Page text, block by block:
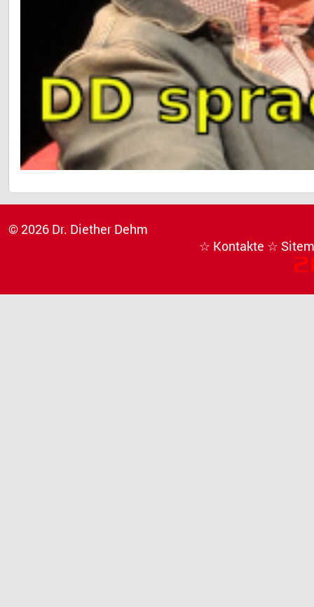
© 2026 Dr. Diether Dehm
☆ Kontakte ☆